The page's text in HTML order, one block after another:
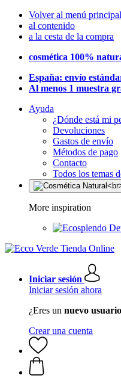
Volver al menú principal
al contenido
a la cesta de la compra
cosmética 100%
España: envío
Al menos 1 muestra
Ayuda
¿Dónde está mi
Devoluciones
Gastos de envío
Métodos de pago
Contacto
Todos los temas
More inspiration
Iniciar sesión
Iniciar sesión ahora
¿Eres un nuevo
Crear una cuenta